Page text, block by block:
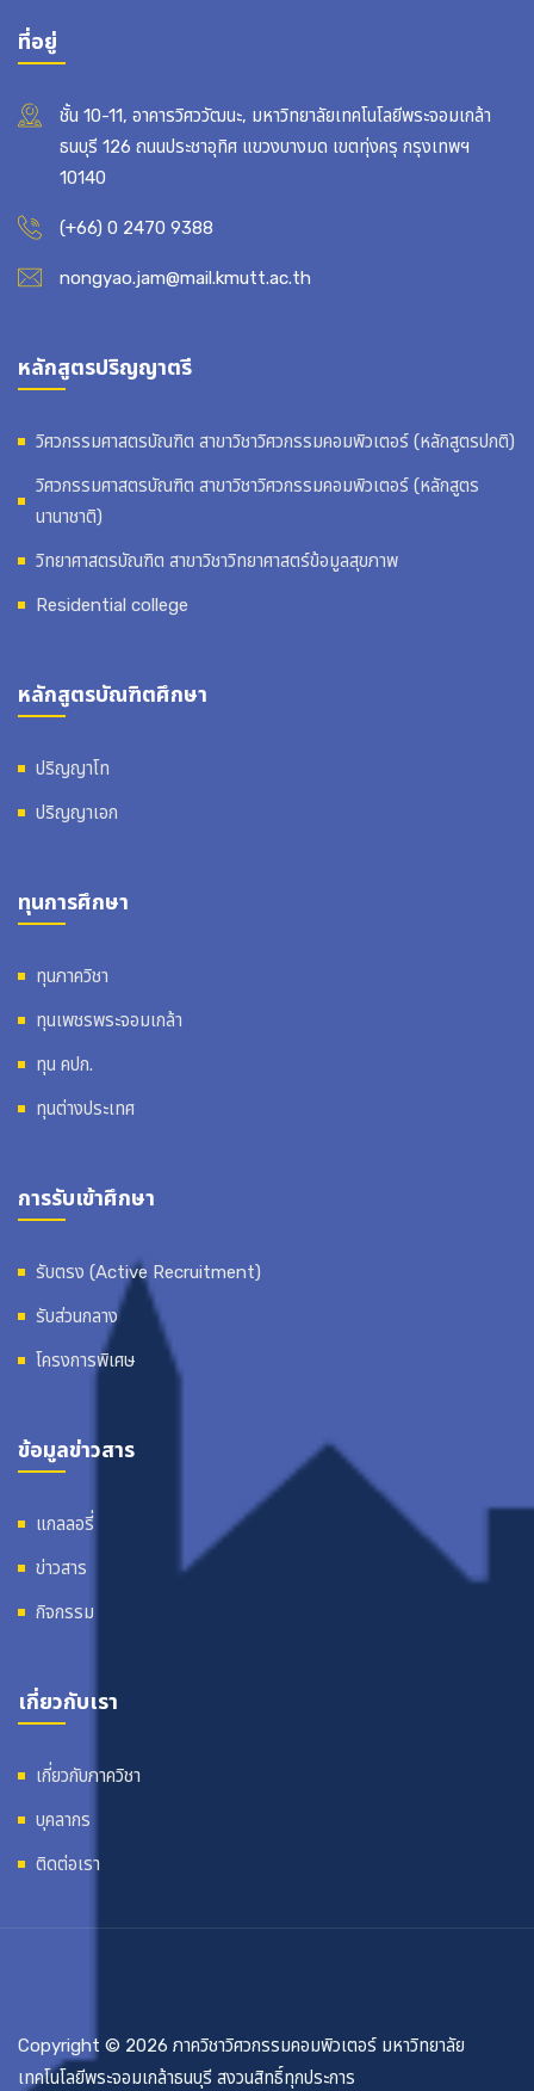
ที่อยู่
ชั้น 10-11, อาคารวิศววัฒนะ, มหาวิทยาลัยเทคโนโลยีพระจอมเกล้า
ธนบุรี 126 ถนนประชาอุทิศ แขวงบางมด เขตทุ่งครุ กรุงเทพฯ
10140
(+66) 0 2470 9388
nongyao.jam@mail.kmutt.ac.th
หลักสูตรปริญญาตรี
วิศวกรรมศาสตรบัณฑิต สาขาวิชาวิศวกรรมคอมพิวเตอร์ (หลักสูตรปกติ)
วิศวกรรมศาสตรบัณฑิต สาขาวิชาวิศวกรรมคอมพิวเตอร์ (หลักสูตร
นานาชาติ)
วิทยาศาสตรบัณฑิต สาขาวิชาวิทยาศาสตร์ข้อมูลสุขภาพ
Residential college
หลักสูตรบัณฑิตศึกษา
ปริญญาโท
ปริญญาเอก
ทุนการศึกษา
ทุนภาควิชา
ทุนเพชรพระจอมเกล้า
ทุน คปก.
ทุนต่างประเทศ
การรับเข้าศึกษา
รับตรง (Active Recruitment)
รับส่วนกลาง
โครงการพิเศษ
ข้อมูลข่าวสาร
แกลลอรี่
ข่าวสาร
กิจกรรม
เกี่ยวกับเรา
เกี่ยวกับภาควิชา
บุคลากร
ติดต่อเรา
Copyright © 2026 ภาควิชาวิศวกรรมคอมพิวเตอร์ มหาวิทยาลัย
เทคโนโลยีพระจอมเกล้าธนบุรี สงวนสิทธิ์ทุกประการ